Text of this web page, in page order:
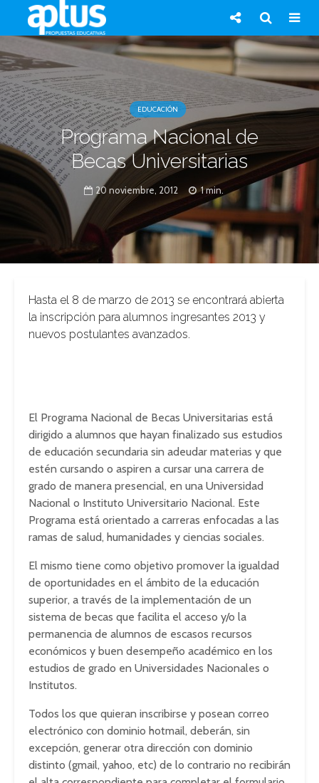
EDUCACIÓN
Programa Nacional de
Becas Universitarias
20 noviembre, 2012 1 min.
Hasta el 8 de marzo de 2013 se encontrará abierta
la inscripción para alumnos ingresantes 2013 y
nuevos postulantes avanzados.
El Programa Nacional de Becas Universitarias está
dirigido a alumnos que hayan finalizado sus estudios
de educación secundaria sin adeudar materias y que
estén cursando o aspiren a cursar una carrera de
grado de manera presencial, en una Universidad
Nacional o Instituto Universitario Nacional. Este
Programa está orientado a carreras enfocadas a las
ramas de salud, humanidades y ciencias sociales.
El mismo tiene como objetivo promover la igualdad
de oportunidades en el ámbito de la educación
superior, a través de la implementación de un
sistema de becas que facilita el acceso y/o la
permanencia de alumnos de escasos recursos
económicos y buen desempeño académico en los
estudios de grado en Universidades Nacionales o
Institutos.
Todos los que quieran inscribirse y posean correo
electrónico con dominio hotmail, deberán, sin
excepción, generar otra dirección con dominio
distinto (gmail, yahoo, etc) de lo contrario no recibirán